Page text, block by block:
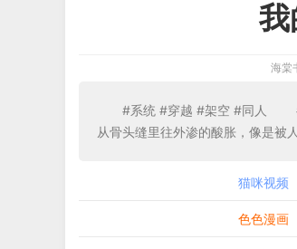
我
海棠
#系统 #穿越 #架空 #同人
从骨头缝里往外渗的酸胀，像是被
猫咪视频
色色漫画